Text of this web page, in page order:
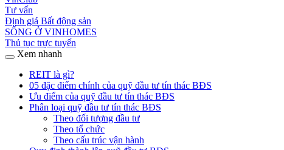
Tư vấn
Định giá Bất động sản
SỐNG Ở VINHOMES
Thủ tục trực tuyến
Xem nhanh
REIT là gì?
05 đặc điểm chính của quỹ đầu tư tín thác BĐS
Ưu điểm của quỹ đầu tư tín thác BĐS
Phân loại quỹ đầu tư tín thác BĐS
Theo đối tượng đầu tư
Theo tổ chức
Theo cấu trúc vận hành